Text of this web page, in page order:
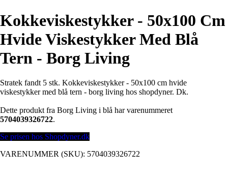
Kokkeviskestykker - 50x100 Cm
Hvide Viskestykker Med Blå
Tern - Borg Living
Stratek fandt 5 stk. Kokkeviskestykker - 50x100 cm hvide
viskestykker med blå tern - borg living hos shopdyner. Dk.
Dette produkt fra Borg Living i blå har varenummeret
5704039326722.
Se prisen hos Shopdyner.dk
VARENUMMER (SKU): 5704039326722